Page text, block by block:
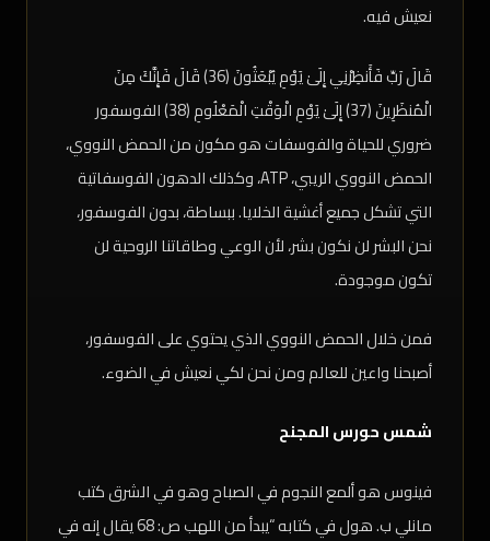
نعيش فيه.
قَالَ رَبِّ فَأَنظِرْنِي إِلَىٰ يَوْمِ يُبْعَثُونَ (36) قَالَ فَإِنَّكَ مِنَ
الْمُنظَرِينَ (37) إِلَىٰ يَوْمِ الْوَقْتِ الْمَعْلُومِ (38) الفوسفور
ضروري للحياة والفوسفات هو مكون من الحمض النووي،
الحمض النووي الريبي، ATP، وكذلك الدهون الفوسفاتية
التي تشكل جميع أغشية الخلايا. ببساطة، بدون الفوسفور،
نحن البشر لن نكون بشر، لأن الوعي وطاقاتنا الروحية لن
تكون موجودة.
فمن خلال الحمض النووي الذي يحتوي على الفوسفور،
أصبحنا واعين للعالم ومن نحن لكي نعيش في الضوء.
شمس حورس المجنح
فينوس هو ألمع النجوم في الصباح وهو في الشرق كتب
مانلي ب. هول في كتابه “يبدأ من اللهب ص: 68 يقال إنه في